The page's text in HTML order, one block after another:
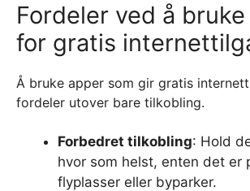
Fordeler ved å
for gratis
Å bruke apper som gir gratis
fordeler utover bare tilkobling.
Forbedret tilkobling: Hold
hvor som helst, enten det er
flyplasser eller byparker.